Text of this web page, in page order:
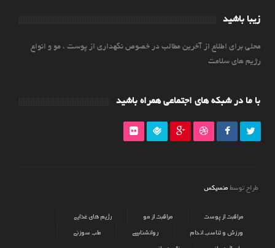
زیبا باشید
محلی برای اطلاع از آخرین مطالب در خصوص نگهداری از پوست ، مو و انواع
رژیم های سلامت
با ما در شبکه های اجتماعی همراه باشید
طراح توسط منسیکس
مراقبت از پوست مراقبت از مو
رژیم های غذایی
ورزش و تناسب اندام
روانشناسی
طب سوزنی